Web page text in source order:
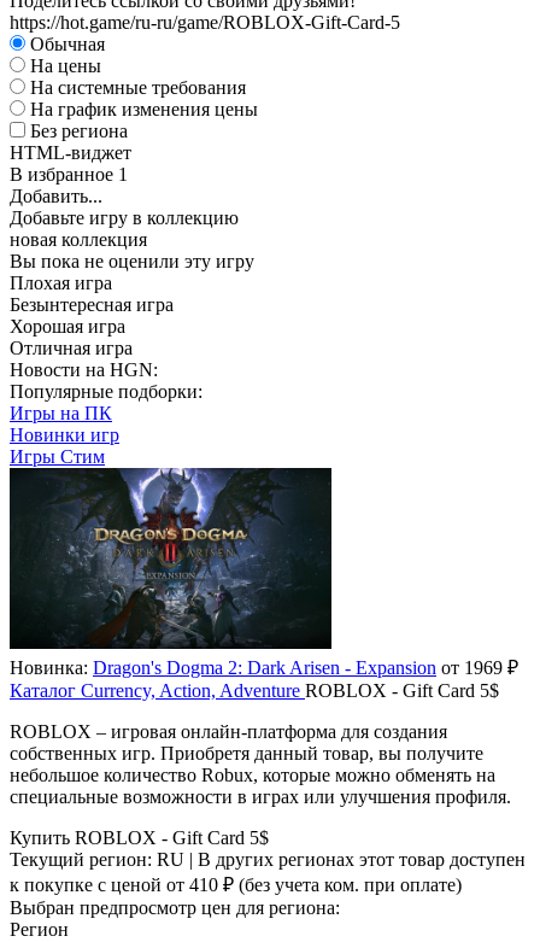
https://hot.game/ru-ru/game/ROBLOX-Gift-Card-5
Обычная
На цены
На системные требования
На график изменения цены
Без региона
HTML-виджет
В избранное 1
Добавить...
Добавьте игру в коллекцию
новая коллекция
Вы пока не оценили эту игру
Плохая игра
Безынтересная игра
Хорошая игра
Отличная игра
Новости на HGN:
Популярные подборки:
Игры на ПК
Новинки игр
Игры Стим
Новинка: Dragon's Dogma 2: Dark Arisen - Expansion от 1969 ₽
Каталог Currency, Action, Adventure ROBLOX - Gift Card 5$
ROBLOX – игровая онлайн-платформа для создания
собственных игр. Приобретя данный товар, вы получите
небольшое количество Robux, которые можно обменять на
специальные возможности в играх или улучшения профиля.
Купить ROBLOX - Gift Card 5$
Текущий регион: RU | В других регионах этот товар доступен
к покупке с ценой от 410 ₽ (без учета ком. при оплате)
Выбран предпросмотр цен для региона:
Регион